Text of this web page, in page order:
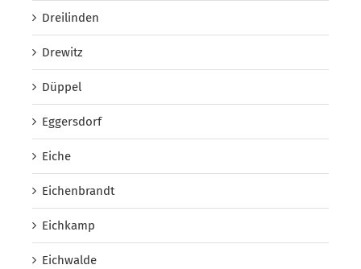
Dreilinden
Drewitz
Düppel
Eggersdorf
Eiche
Eichenbrandt
Eichkamp
Eichwalde